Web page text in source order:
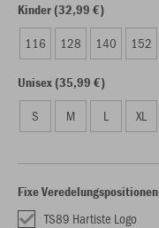
Kinder (32,99 €)
116 128 140 152
Unisex (35,99 €)
S M L XL
Fixe Veredelungspositionen
TS89 Hartiste Logo